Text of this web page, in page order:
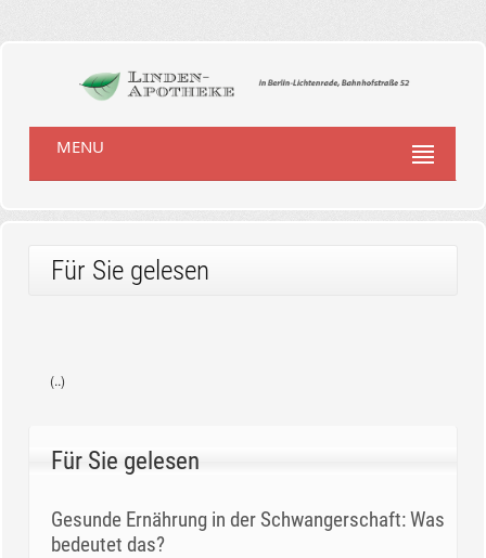
MENU
Für Sie gelesen
(..)
Für Sie gelesen
Gesunde Ernährung in der Schwangerschaft: Was
bedeutet das?